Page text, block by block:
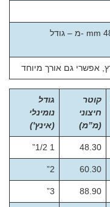
קוטר
חיצוני
(מ”מ)
גודל
נומינלי
(אינץ')
48.30
1 1/2”
60.30
2”
88.90
3”